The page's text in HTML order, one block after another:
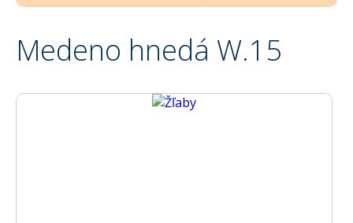
Medeno hnedá W.15